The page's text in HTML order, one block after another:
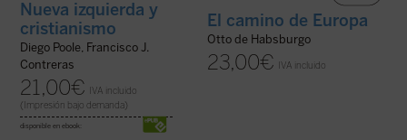
Nueva izquierda y
cristianismo
Diego Poole, Francisco J.
Contreras
21,00€
IVA incluido
(Impresión bajo demanda)
disponible en ebook:
El camino de Europa
Otto de Habsburgo
23,00€ IVA incluido